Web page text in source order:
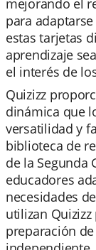
mejorando el
para
estas tarjetas
aprendizaje
el interés de
Quizizz
dinámica que
versatilidad y
biblioteca de
de la Segunda
educadores
necesidades
utilizan
preparación